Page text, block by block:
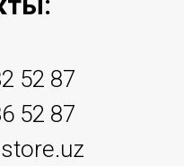
52 87
52 87